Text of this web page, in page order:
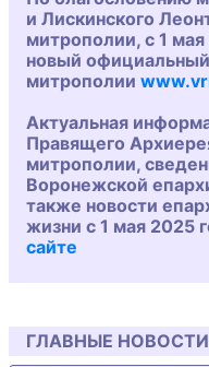
и Лискинского
митрополии, с 1
новый
митрополии
Актуальная
Правящего
митрополии,
Воронежской
также новости
жизни с 1 мая 2025
сайте
ГЛАВНЫЕ НОВОСТИ